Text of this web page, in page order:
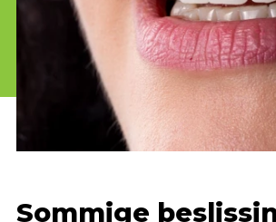
Sommige